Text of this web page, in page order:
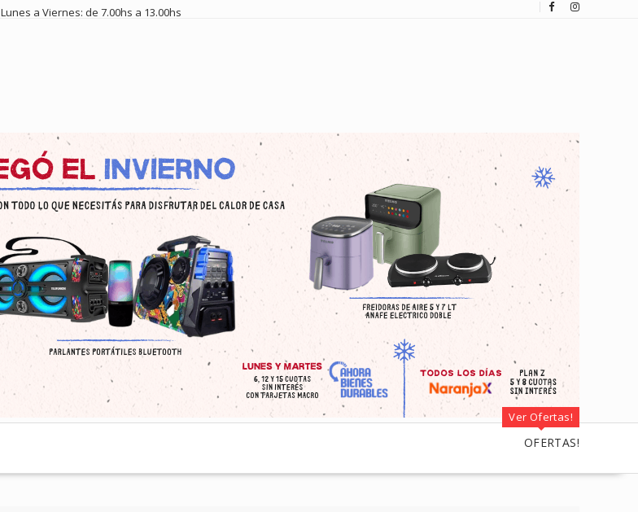
Lunes a Viernes: de 7.00hs a 13.00hs
Ver Ofertas!
OFERTAS!